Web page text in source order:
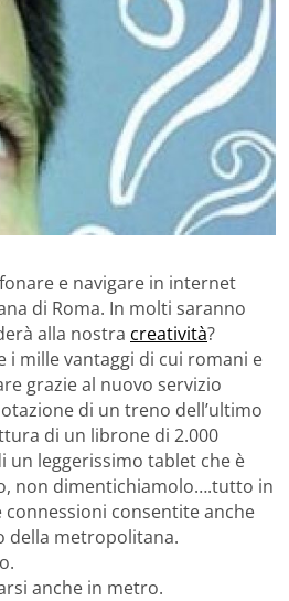
e navigare in internet
di Roma. In molti saranno
alla nostra creatività?
i mille vantaggi di cui romani e
grazie al nuovo servizio
di un treno dell’ultimo
di un librone di 2.000
un leggerissimo tablet che è
non dimentichiamolo….tutto in
consentite anche
della metropolitana.
anche in metro.